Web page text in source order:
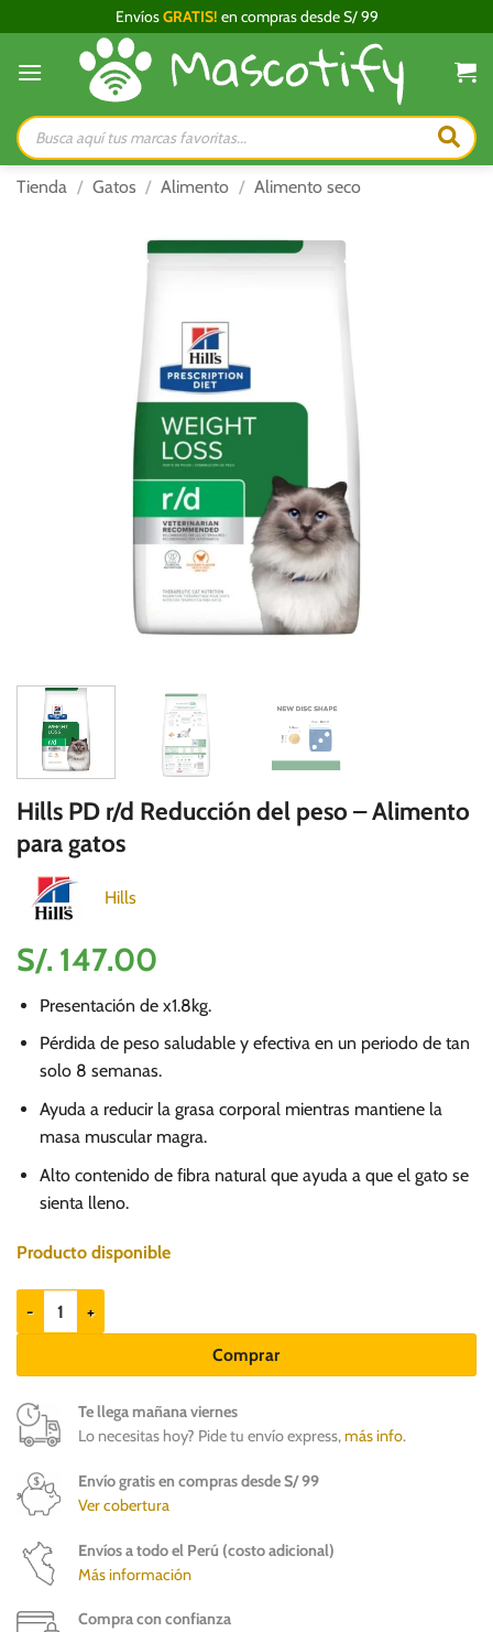
al
contenido
EnvíosGRATIS! en compras desde S/ 99
Búsqueda
de
productos
Tienda / Gatos / Alimento / Alimento seco
Hills PD r/d Reducción del peso – Alimento
para gatos
Hills
S/. 147.00
Presentación de x1.8kg.
Pérdida de peso saludable y efectiva en un periodo de tan
solo 8 semanas.
Ayuda a reducir la grasa corporal mientras mantiene la
masa muscular magra.
Alto contenido de fibra natural que ayuda a que el gato se
sienta lleno.
Producto disponible
Hills PD r/d Reducción del peso - Alimento para gatos cantidad
Comprar
Te llega mañana viernes
Lo necesitas hoy? Pide tu envío express,más info.
Envío gratis en compras desde S/ 99
Ver cobertura
Envíos a todo el Perú (costo adicional)
Más información
Compra con confianza